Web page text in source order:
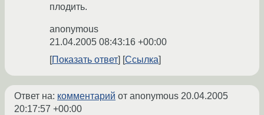
плодить.
anonymous
21.04.2005 08:43:16 +00:00
Показать ответ
Ссылка
Ответ на: комментарий от anonymous 20.04.2005
20:17:57 +00:00